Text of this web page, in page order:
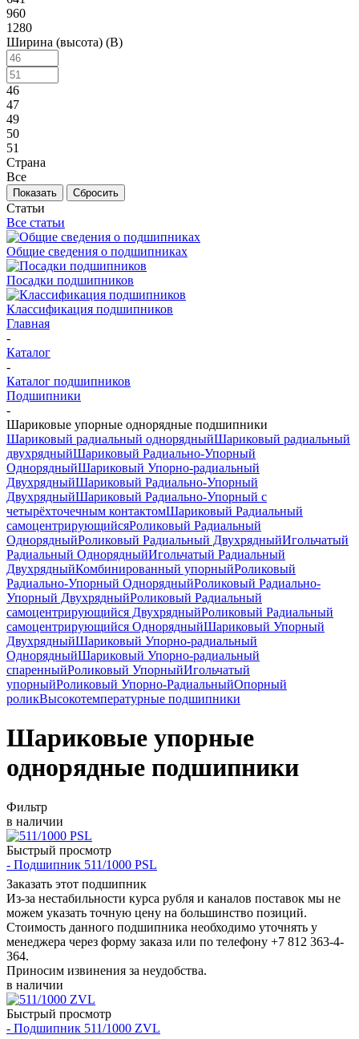
960
1280
Ширина (высота) (B)
46
47
49
50
51
Страна
Все
Сбросить
Статьи
Все статьи
Общие сведения о подшипниках
Посадки подшипников
Классификация подшипников
Главная
-
Каталог
-
Каталог подшипников
Подшипники
-
Шариковые упорные однорядные подшипники
Шариковый радиальный однорядныйШариковый радиальный
двухрядныйШариковый Радиально-Упорный
ОднорядныйШариковый Упорно-радиальный
ДвухрядныйШариковый Радиально-Упорный
ДвухрядныйШариковый Радиально-Упорный с
четырёхточечным контактомШариковый Радиальный
самоцентрирующийсяРоликовый Радиальный
ОднорядныйРоликовый Радиальный ДвухрядныйИгольчатый
Радиальный ОднорядныйИгольчатый Радиальный
ДвухрядныйКомбинированный упорныйРоликовый
Радиально-Упорный ОднорядныйРоликовый Радиально-
Упорный ДвухрядныйРоликовый Радиальный
самоцентрирующийся ДвухрядныйРоликовый Радиальный
самоцентрирующийся ОднорядныйШариковый Упорный
ДвухрядныйШариковый Упорно-радиальный
ОднорядныйШариковый Упорно-радиальный
спаренныйРоликовый УпорныйИгольчатый
упорныйРоликовый Упорно-РадиальныйОпорный
роликВысокотемпературные подшипники
Шариковые упорные
однорядные подшипники
Фильтр
в наличии
Быстрый просмотр
- Подшипник 511/1000 PSL
Заказать этот подшипник
Из-за нестабильности курса рубля и каналов поставок мы не
можем указать точную цену на большинство позиций.
Стоимость данного подшипника необходимо уточнять у
менеджера через форму заказа или по телефону +7 812 363-4-
364.
Приносим извинения за неудобства.
в наличии
Быстрый просмотр
- Подшипник 511/1000 ZVL